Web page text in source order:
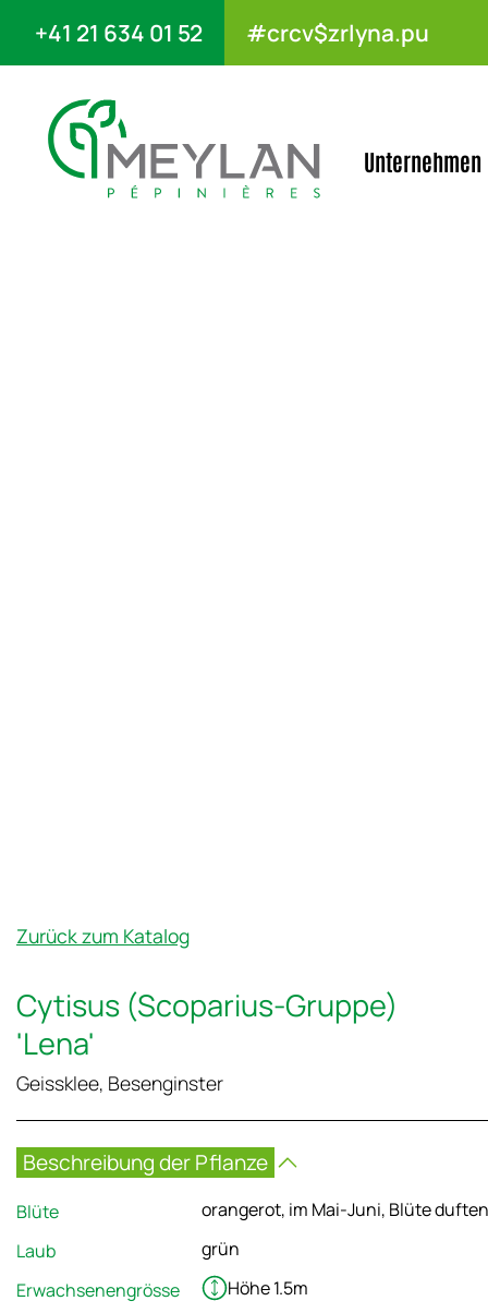
+41 21 634 01 52 #crcv$zrlyna.pu
Unternehmen
Zurück zum Katalog
Cytisus (Scoparius-Gruppe)
'Lena'
Geissklee, Besenginster
Beschreibung der Pflanze
Blüte
orangerot, im Mai-Juni, Blüte
Laub
grün
Erwachsenengrösse
Höhe 1.5m